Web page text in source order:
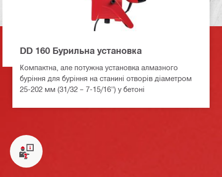
DD 160 Бурильна установка
Компактна, але потужна установка алмазного
буріння для буріння на станині отворів діаметром
25-202 мм (31/32 – 7-15/16") у бетоні